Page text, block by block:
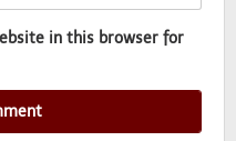
in this browser for